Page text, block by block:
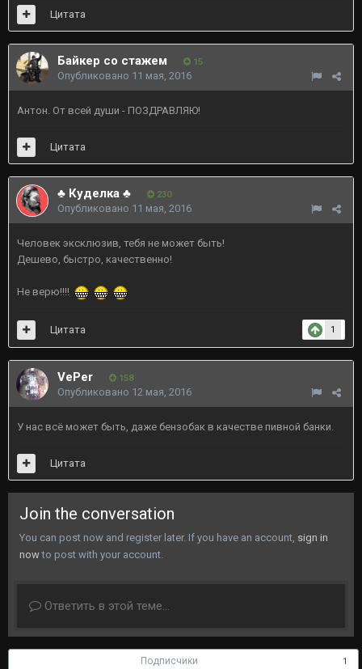
Цитата
Байкер со стажем 15
Опубликовано 11 мая, 2016
Антон. От всей души - ПОЗДРАВЛЯЮ!
Цитата
♣ Куделка ♣ 230
Опубликовано 11 мая, 2016
Человек эксклюзив, тебя не может быть!
Дешево, быстро, качественно!
Не верю!!!!
1
Цитата
VePer 158
Опубликовано 12 мая, 2016
У нас всё может быть, даже бензобак в качестве пивной банки.
Цитата
Join the conversation
You can post now and register later. If you have an account, sign in
nowto post with your account.
Ответить в этой теме...
Подписчики 1